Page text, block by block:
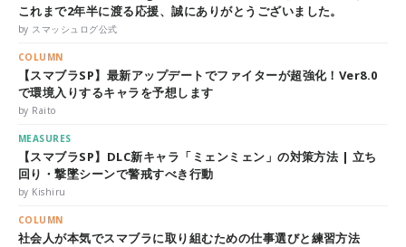
これまで2年半に渡る応援、誠にありがとうございました。
by スマッシュログ公式
COLUMN
【スマブラSP】最新アップデートでファイターが超強化！Ver8.0
で環境入りするキャラを予想します
by Raito
MEASURES
【スマブラSP】DLC新キャラ「ミェンミェン」の対策方法 | 立ち
回り・撃墜シーンで警戒すべき行動
by Kishiru
COLUMN
社会人が本気でスマブラに取り組むための仕事選びと練習方法